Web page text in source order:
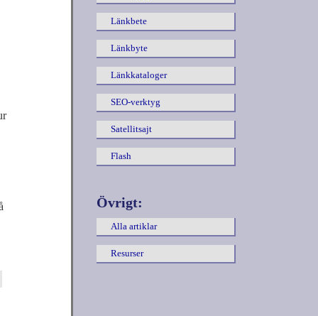
Länkbete
Länkbyte
Länkkataloger
SEO-verktyg
Satellitsajt
Flash
Övrigt:
Alla artiklar
Resurser